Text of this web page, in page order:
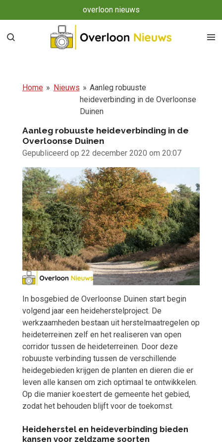
direct
naar
overloon nieuws
Home » Nieuws » Aanleg robuuste
heideverbinding in de Overloonse
Duinen
Aanleg robuuste heideverbinding in de
Overloonse Duinen
Gepubliceerd op 22 december 2020 om 20:07
In bosgebied de Overloonse Duinen start begin
volgend jaar een heideherstelproject. De
werkzaamheden bestaan uit herstelmaatregelen op
heideterreinen zelf en het realiseren van open
corridor tussen de heideterreinen. Door deze
robuuste verbinding tussen de verschillende
heidegebieden krijgen de planten en dieren die er
leven alle kansen om zich optimaal te ontwikkelen.
Op die manier koestert de gemeente het gebied,
zodat het behouden blijft voor de toekomst.
Heideherstel en heideverbinding bieden
kansen voor zeldzame soorten